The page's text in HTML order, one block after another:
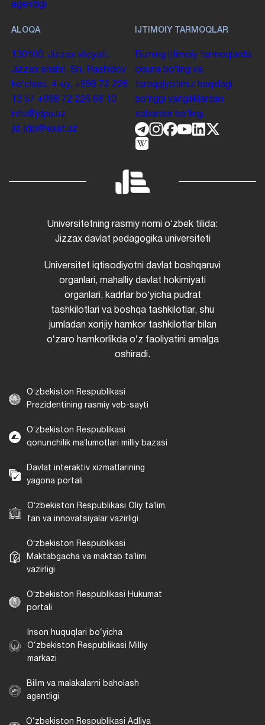
agentligi
ALOQA
130100. Jizzax viloyati,
Jizzax shahri, Sh. Rashidov
koʻchasi, 4-uy. +998 72 226
13 57 +998 72 226 68 10
info@jdpu.uz
jiz.jdpi@exat.uz
IJTIMOIY TARMOQLAR
Bizning ijtimoiy tarmoqlarda
obuna boʻling va
taraqqiyotimiz haqidagi
soʻnggi yangiliklardan
xabardor boʻling.
Universitetning rasmiy nomi oʻzbek tilida:
Jizzax davlat pedagogika universiteti
Universitet iqtisodiyotni davlat boshqaruvi
organlari, mahalliy davlat hokimiyati
organlari, kadrlar boʻyicha pudrat
tashkilotlari va boshqa tashkilotlar, shu
jumladan xorijiy hamkor tashkilotlar bilan
oʻzaro hamkorlikda oʻz faoliyatini amalga
oshiradi.
Oʻzbekiston Respublikasi
Prezidentining rasmiy veb-sayti
Oʻzbekiston Respublikasi
qonunchilik maʼlumotlari milliy bazasi
Davlat interaktiv xizmatlarining
yagona portali
Oʻzbekiston Respublikasi Oliy taʼlim,
fan va innovatsiyalar vazirligi
Oʻzbekiston Respublikasi
Maktabgacha va maktab taʼlimi
vazirligi
Oʻzbekiston Respublikasi Hukumat
portali
Inson huquqlari bo‘yicha
O‘zbekiston Respublikasi Milliy
markazi
Bilim va malakalarni baholash
agentligi
O‘zbekiston Respublikasi Adliya